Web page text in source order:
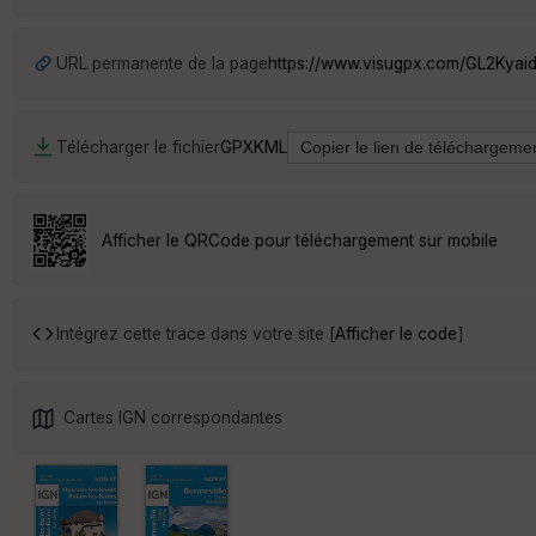
URL permanente de la pagehttps://www.visugpx.com/
Télécharger le fichierGPXKML
Afficher le QRCode pour téléchargement sur mobile
Intégrez cette trace dans votre site [Afficher le code]
Cartes IGN correspondantes